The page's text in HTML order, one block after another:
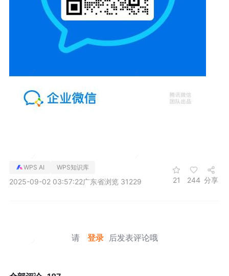
WPS AI WPS知识库
2025-09-02 03:57:22广东省浏览 31229 21 244 分享
请 登录 后发表评论哦